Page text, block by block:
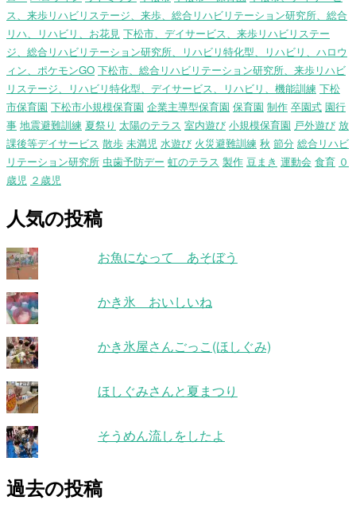
ス、来歩リハビリステージ、来歩、総合リハビリテーション研究所、総合
リハ、リハビリ、お花見 下松市、デイサービス、来歩リハビリステー
ジ、総合リハビリテーション研究所、リハビリ特化型、リハビリ、ハロウ
ィン、ポケモンGO 下松市、総合リハビリテーション研究所、来歩リハビ
リステージ、リハビリ特化型、デイサービス、リハビリ、機能訓練 下松
市保育園 下松市小規模保育園 企業主導型保育園 保育園 制作 卒園式 園行
事 地震避難訓練 夏祭り 太陽のテラス 室内遊び 小規模保育園 戸外遊び 放
課後等デイサービス 散歩 未満児 水遊び 火災避難訓練 秋 節分 総合リハビ
リテーション研究所 虫歯予防デー 虹のテラス 製作 豆まき 運動会 食育 ０
歳児 ２歳児
人気の投稿
お魚になって あそぼう
かき氷 おいしいね
かき氷屋さんごっこ(ほしぐみ)
ほしぐみさんと夏まつり
そうめん流しをしたよ
過去の投稿